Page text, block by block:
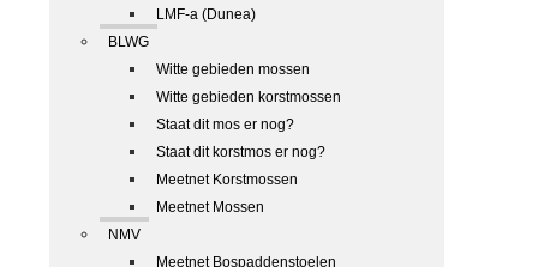
LMF-a (Dunea)
BLWG
Witte gebieden mossen
Witte gebieden korstmossen
Staat dit mos er nog?
Staat dit korstmos er nog?
Meetnet Korstmossen
Meetnet Mossen
NMV
Meetnet Bospaddenstoelen